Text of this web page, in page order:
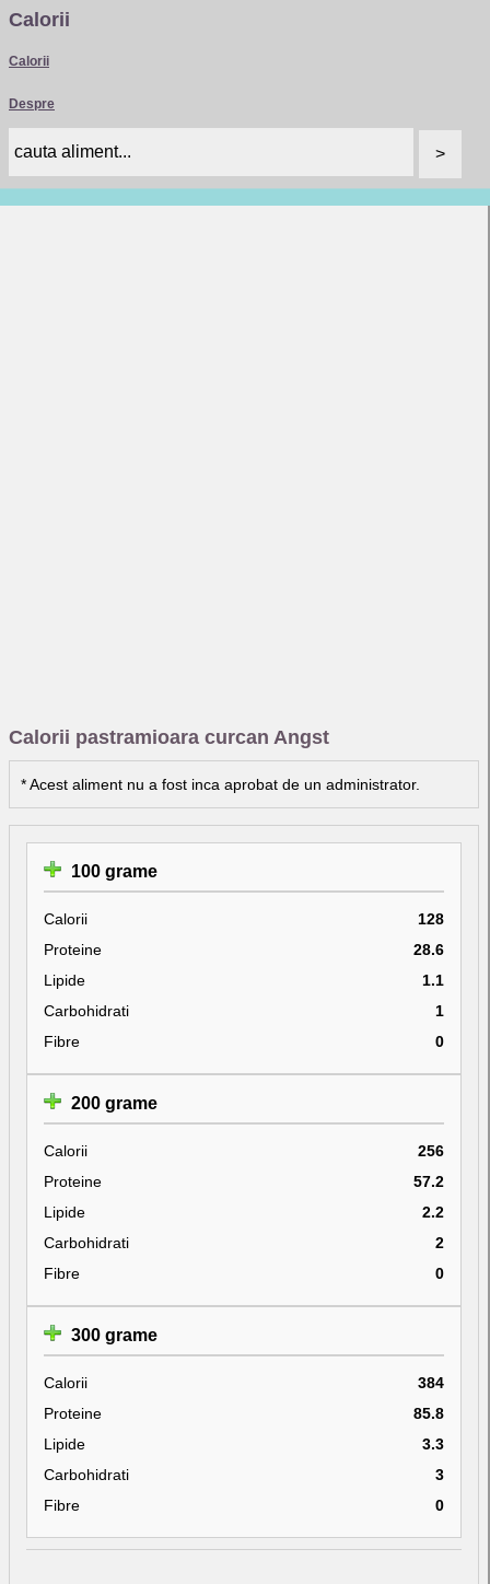
Calorii
Calorii
Despre
Calorii pastramioara curcan Angst
* Acest aliment nu a fost inca aprobat de un administrator.
100 grame
Calorii
128
Proteine
28.6
Lipide
1.1
Carbohidrati
1
Fibre
0
200 grame
Calorii
256
Proteine
57.2
Lipide
2.2
Carbohidrati
2
Fibre
0
300 grame
Calorii
384
Proteine
85.8
Lipide
3.3
Carbohidrati
3
Fibre
0